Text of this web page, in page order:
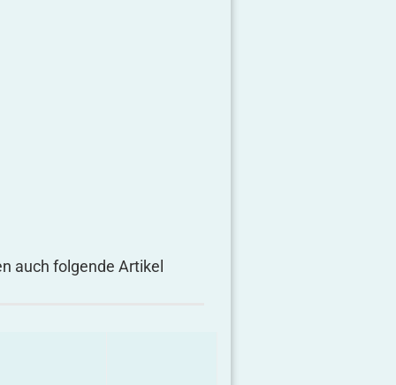
auch folgende Artikel